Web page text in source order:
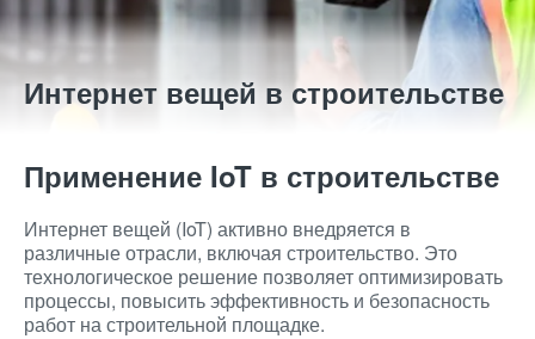
Интернет вещей в строительстве
Применение IoT в строительстве
Интернет вещей (IoT) активно внедряется в
различные отрасли, включая строительство. Это
технологическое решение позволяет оптимизировать
процессы, повысить эффективность и безопасность
работ на строительной площадке.